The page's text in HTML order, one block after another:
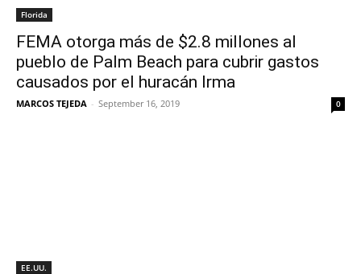
Florida
FEMA otorga más de $2.8 millones al
pueblo de Palm Beach para cubrir gastos
causados por el huracán Irma
MARCOS TEJEDA - September 16, 2019 0
EE.UU.